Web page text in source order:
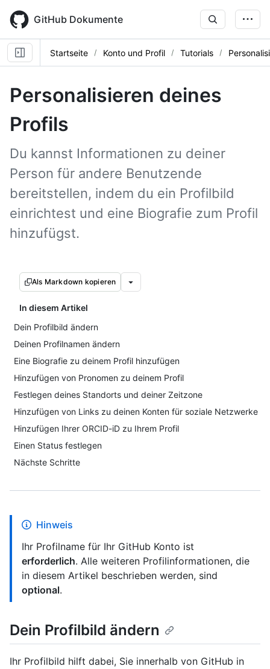
main
content
GitHub Dokumente
Startseite Konto und Profil Tutorials
Personalisieren deines
Profils
Du kannst Informationen zu deiner
Person für andere Benutzende
bereitstellen, indem du ein Profilbild
einrichtest und eine Biografie zum Profil
hinzufügst.
Als Markdown kopieren
In diesem Artikel
Dein Profilbild ändern
Deinen Profilnamen ändern
Eine Biografie zu deinem Profil hinzufügen
Hinzufügen von Pronomen zu deinem Profil
Festlegen deines Standorts und deiner Zeitzone
Hinzufügen von Links zu deinen Konten für soziale Netzwerke
Hinzufügen Ihrer ORCID-iD zu Ihrem Profil
Einen Status festlegen
Nächste Schritte
Hinweis
Ihr Profilname für Ihr GitHub Konto ist
erforderlich. Alle weiteren Profilinformationen, die
in diesem Artikel beschrieben werden, sind
optional.
Dein Profilbild ändern
Ihr Profilbild hilft dabei, Sie innerhalb von GitHub in